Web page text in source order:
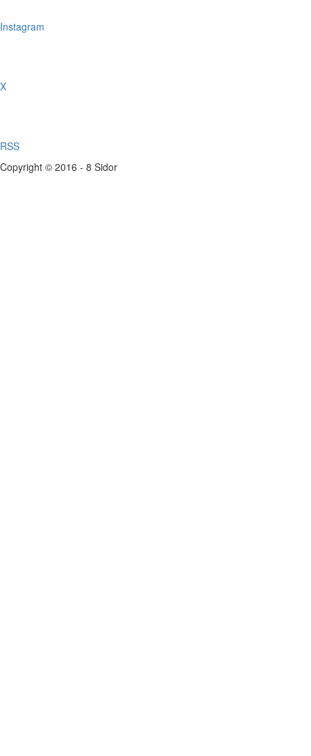
Instagram
X
RSS
Copyright © 2016 - 8 Sidor